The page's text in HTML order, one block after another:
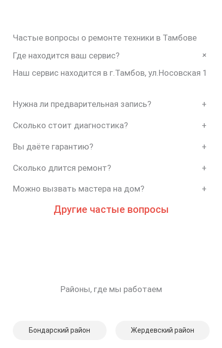
Частые вопросы о ремонте техники в Тамбове
Где находится ваш сервис?
+
Наш сервис находится в г.Тамбов, ул.Носовская 1
Нужна ли предварительная запись? +
Сколько стоит диагностика? +
Вы даёте гарантию? +
Сколько длится ремонт? +
Можно вызвать мастера на дом? +
Другие частые вопросы
Районы, где мы работаем
Бондарский район Жердевский район